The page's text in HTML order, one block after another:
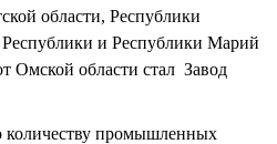
области, Республики
и Республики Марий
Омской области стал Завод
количеству промышленных